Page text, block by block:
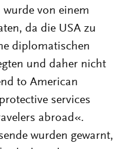
von einem
da die USA zu
diplomatischen
und daher nicht
to American
services
abroad«.
wurden gewarnt,